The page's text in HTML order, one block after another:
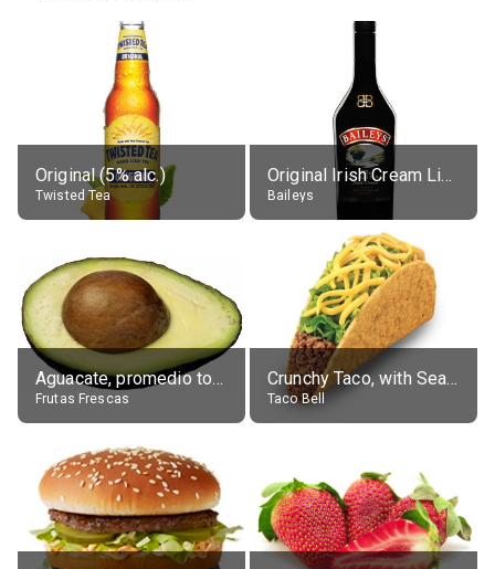
Original (5% alc.)
Twisted Tea
Original Irish Cream Liqueur (17% alc.)
Baileys
Aguacate, promedio todos variedades, crudo
Frutas Frescas
Crunchy Taco, with Seasoned Beef
Taco Bell